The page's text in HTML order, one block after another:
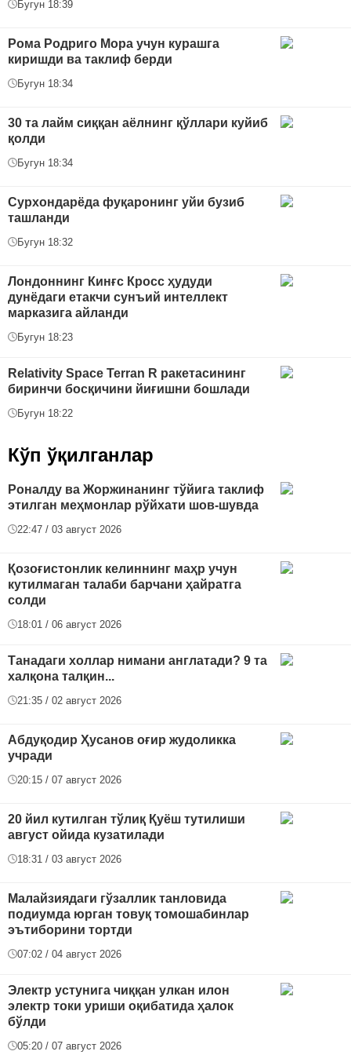
Бугун 18:39
Рома Родриго Мора учун курашга
киришди ва таклиф берди
Бугун 18:34
30 та лайм сиққан аёлнинг қўллари куйиб
қолди
Бугун 18:34
Сурхондарёда фуқаронинг уйи бузиб
ташланди
Бугун 18:32
Лондоннинг Кинғс Кросс ҳудуди
дунёдаги етакчи сунъий интеллект
марказига айланди
Бугун 18:23
Relativity Space Terran R ракетасининг
биринчи босқичини йиғишни бошлади
Бугун 18:22
Кўп ўқилганлар
Роналду ва Жоржинанинг тўйига таклиф
этилган меҳмонлар рўйхати шов-шувда
22:47 / 03 август 2026
Қозоғистонлик келиннинг маҳр учун
кутилмаган талаби барчани ҳайратга
солди
18:01 / 06 август 2026
Танадаги холлар нимани англатади? 9 та
халқона талқин...
21:35 / 02 август 2026
Абдуқодир Ҳусанов оғир жудоликка
учради
20:15 / 07 август 2026
20 йил кутилган тўлиқ Қуёш тутилиши
август ойида кузатилади
18:31 / 03 август 2026
Малайзиядаги гўзаллик танловида
подиумда юрган товуқ томошабинлар
эътиборини тортди
07:02 / 04 август 2026
Электр устунига чиққан улкан илон
электр токи уриши оқибатида ҳалок
бўлди
05:20 / 07 август 2026